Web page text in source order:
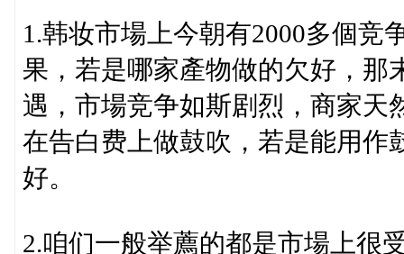
1.韩妆市場上今朝有2000多個竞
果，若是哪家產物做的欠好，那
遇，市場竞争如斯剧烈，商家天
在告白费上做鼓吹，若是能用作
好。
2.咱们一般举薦的都是市場上很